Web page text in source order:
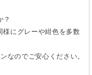
？
にグレーや紺色を多数
なのでご安心ください。